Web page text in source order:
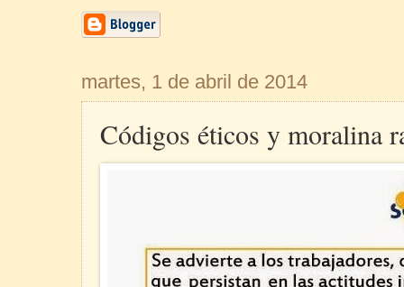
martes, 1 de abril de 2014
Códigos éticos y moralina